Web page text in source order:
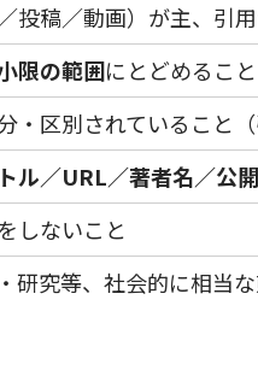
投稿／動画）が主、引
限の範囲にとどめること
・区別されていること
ル／URL／著者名／公
しないこと
研究等、社会的に相当